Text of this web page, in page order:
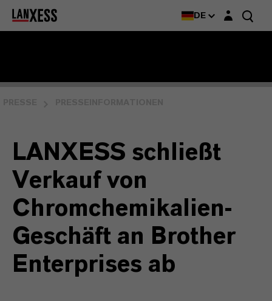
DE Login-Maske
LANXESS schließt
Verkauf von
Chromchemikalien-
Geschäft an Brother
Enterprises ab